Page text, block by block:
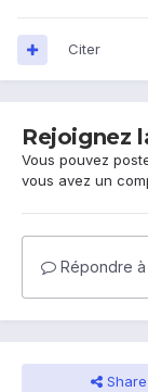
Citer
Rejoignez
Vous pouvez
vous avez un
Répondre
Share